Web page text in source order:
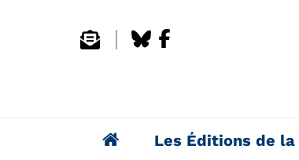
Les Éditions de la